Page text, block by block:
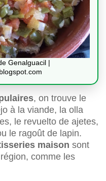
Genalguacil |
, on trouve le
à la viande, la olla
le revuelto de ajetes,
le ragoût de lapin.
maison sont
comme les